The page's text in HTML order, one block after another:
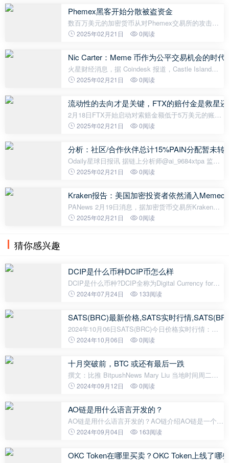
帮助你更好地了解这个平台。
Phemex黑客开始分散被盗资金
数百万美元的加密货币从对Phemex交易所的攻击中
被盗,其中一部分转移到了Tornado Cash。Phemex黑
据链上数据分析,在2月19日,
2025年02月21日 0阅读
Nic Carter：Meme 币作为公平交易机会的时
火星财经消息，据 Coindesk 报道，Castle Island
Ventures 合伙人 Nic Carter 指出，Meme 币作为公平
引散户投资者是因为看似提供了
2025年02月21日 0阅读
流动性的去向才是关键，FTX的赔付金是救星
2月18日FTX开始启动对索赔金额低于5万美元的账户
进行偿付，本轮偿付总额12亿美元，目前已支付约8
情与长期生态。选择继续投入或撤
2025年02月21日 0阅读
分析：社区/合作伙伴总计15%PAIN分配暂未
Odaily星球日报讯 据链上分析师@ai_9684xtpa 监
测，除了 Harold 本人持仓的 50% PAIN 已锁仓外，
出。PAIN 的主流动性池分布为：目前
2025年02月21日 0阅读
Kraken报告：美国加密投资者依然涌入
PANews 2月19日消息，据加密货币交易所Kraken发
布的报告，美国的加密投资者仍在大量投资
2025年02月21日 0阅读
猜你感兴趣
DCIP是什么币种DCIP币怎么样
DCIP是什么币种?DCIP全称为Digital Currency for
Intellectual Properties，是一种基于区块链技术的数
DCIP是专门为知识产权领域
2024年07月24日 133阅读
SATS(BRC)最新价格,SATS实时行情
2024年10月06日SATS(BRC)今日价格实时行情：
SATS(BRC) 当前价格为 $0.00000027，其 24 小时的
时内下跌了 -2.37%。目前的 加密
2024年10月06日 0阅读
十月突破前，BTC 或还有最后一跌
撰文：比推 BitpushNews Mary Liu 当地时间周二晚
间，唐纳德·特朗普 (Donald Trump) 和卡马拉·哈里斯
货币被提及的可能性很
2024年09月12日 0阅读
AO链是用什么语言开发的？
AO链是用什么语言开发的？AO链介绍AO链是一个基
于区块链技术开发的分布式自治组织平台。它旨在构
和管理各种形式的数字化组织。
2024年09月04日 163阅读
OKC Token在哪里买卖？OKC Token上线了哪